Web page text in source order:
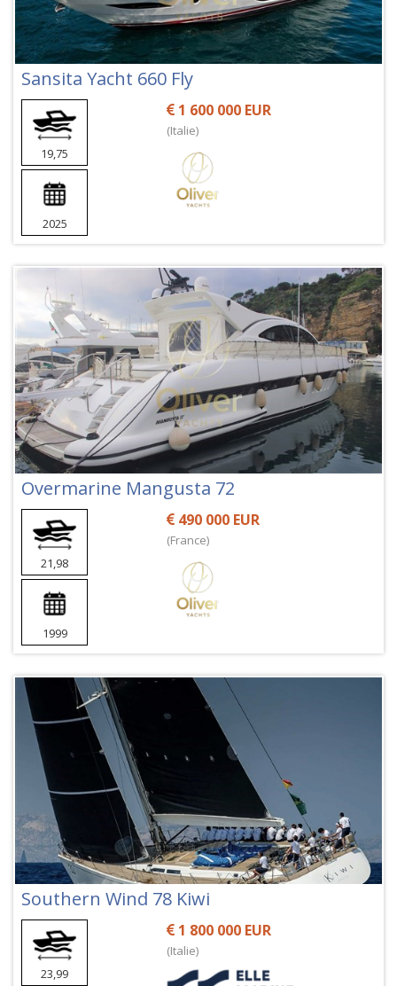
Sansita Yacht 660 Fly
19,75
2025
1 600 000 EUR
(Italie)
Overmarine Mangusta 72
21,98
1999
490 000 EUR
(France)
Southern Wind 78 Kiwi
23,99
1 800 000 EUR
(Italie)